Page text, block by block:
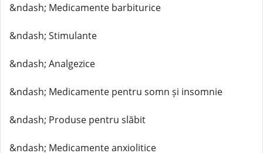
&ndash; Medicamente barbiturice
&ndash; Stimulante
&ndash; Analgezice
&ndash; Medicamente pentru somn și insomnie
&ndash; Produse pentru slăbit
&ndash; Medicamente anxiolitice